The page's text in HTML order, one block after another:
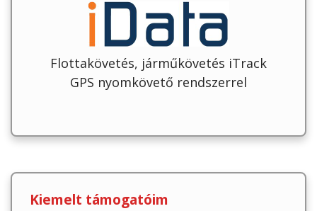
Flottakövetés, járműkövetés iTrack
GPS nyomkövető rendszerrel
Kiemelt támogatóim